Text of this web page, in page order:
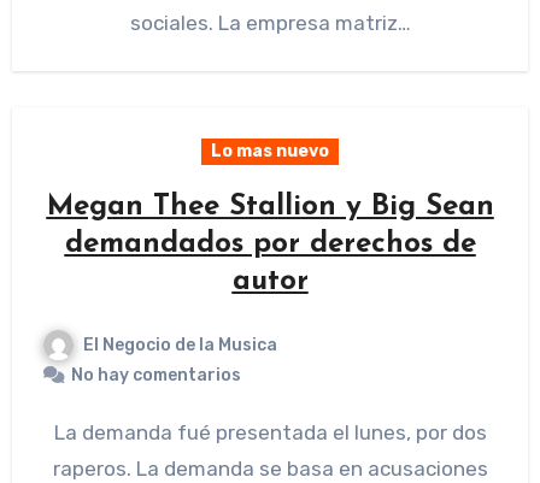
sociales. La empresa matriz…
Lo mas nuevo
Megan Thee Stallion y Big Sean
demandados por derechos de
autor
El Negocio de la Musica
No hay comentarios
La demanda fué presentada el lunes, por dos
raperos. La demanda se basa en acusaciones